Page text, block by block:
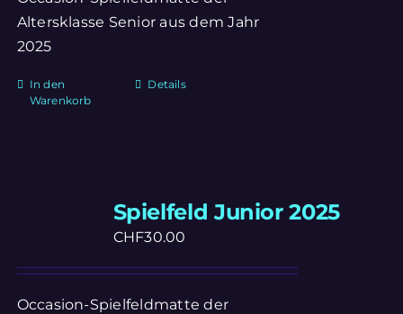
Altersklasse Senior aus dem Jahr
2025
In den
Warenkorb
Details
Spielfeld Junior 2025
CHF30.00
Occasion-Spielfeldmatte der